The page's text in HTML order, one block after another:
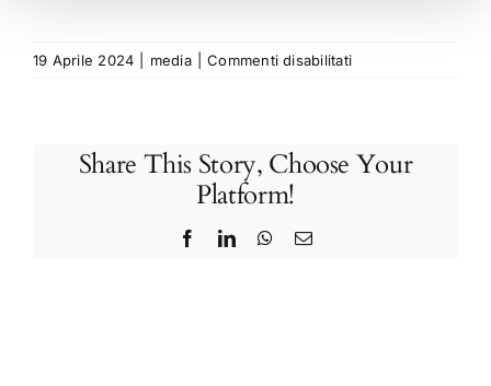
19 Aprile 2024 media Commenti disabilitatisu
17/04/2022
Share This Story, Choose Your
Platform!
FacebookLinkedInWhatsApp
Email